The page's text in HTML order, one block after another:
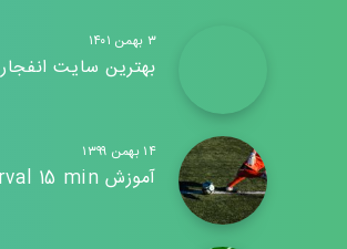
۳ بهمن ۱۴۰۱
بهترین سایت انفجار
۱۴ بهمن ۱۳۹۹
آموزش First goal interval 15 min